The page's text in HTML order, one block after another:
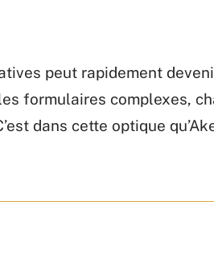
peut rapidement
formulaires complexes,
dans cette optique